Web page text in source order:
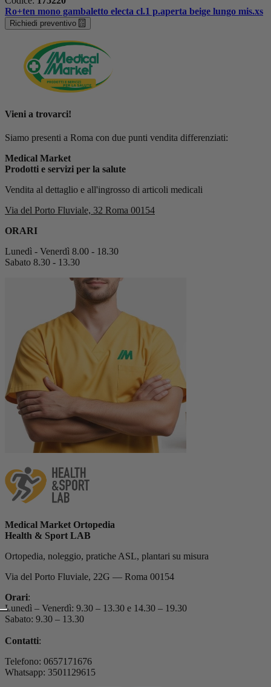
Ro+ten mono gambaletto electa cl.1 p.aperta beige lungo mis.xs
Richiedi preventivo
Vieni a trovarci!
Siamo presenti a Roma con due punti vendita differenziati:
Medical Market
Prodotti e servizi per la salute
Vendita al dettaglio e all'ingrosso di articoli medicali
Via del Porto Fluviale, 32 Roma 00154
ORARI
Lunedì - Venerdì 8.00 - 18.30
Sabato 8.30 - 13.30
Medical Market Ortopedia
Health & Sport LAB
Ortopedia, noleggio, pratiche ASL, plantari su misura
Via del Porto Fluviale, 22G — Roma 00154
Orari:
Lunedì – Venerdì: 9.30 – 13.30 e 14.30 – 19.30
Sabato: 9.30 – 13.30
Contatti:
Telefono: 0657171676
Whatsapp: 3501129615